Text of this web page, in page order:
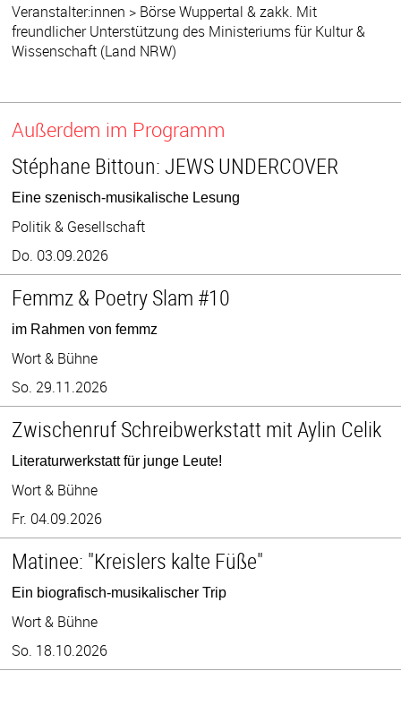
Veranstalter:innen > Börse Wuppertal & zakk. Mit
freundlicher Unterstützung des Ministeriums für Kultur &
Wissenschaft (Land NRW)
Außerdem im Programm
Stéphane Bittoun: JEWS UNDERCOVER
Eine szenisch-musikalische Lesung
Politik & Gesellschaft
Do. 03.09.2026
Femmz & Poetry Slam #10
im Rahmen von femmz
Wort & Bühne
So. 29.11.2026
Zwischenruf Schreibwerkstatt mit Aylin Celik
Literaturwerkstatt für junge Leute!
Wort & Bühne
Fr. 04.09.2026
Matinee: "Kreislers kalte Füße"
Ein biografisch-musikalischer Trip
Wort & Bühne
So. 18.10.2026